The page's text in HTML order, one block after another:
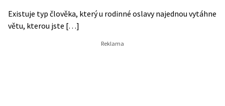
Existuje typ člověka, který u rodinné oslavy najednou vytáhne
větu, kterou jste […]